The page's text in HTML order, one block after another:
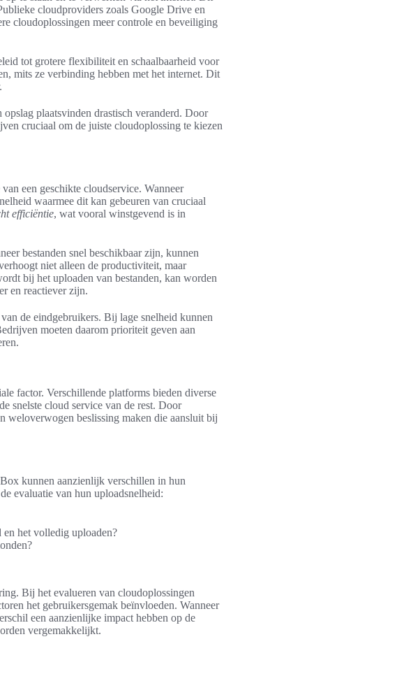
cloudproviders zoals Google Drive en
cloudoplossingen meer controle en beveiliging
tot grotere flexibiliteit en schaalbaarheid voor
mits ze verbinding hebben met het internet. Dit
plaatsvinden drastisch veranderd. Door
cruciaal om de juiste cloudoplossing te kiezen
een geschikte cloudservice. Wanneer
waarmee dit kan gebeuren van cruciaal
efficiëntie, wat vooral winstgevend is in
bestanden snel beschikbaar zijn, kunnen
niet alleen de productiviteit, maar
bij het uploaden van bestanden, kan worden
en reactiever zijn.
de eindgebruikers. Bij lage snelheid kunnen
moeten daarom prioriteit geven aan
factor. Verschillende platforms bieden diverse
snelste cloud service van de rest. Door
weloverwogen beslissing maken die aansluit bij
kunnen aanzienlijk verschillen in hun
evaluatie van hun uploadsnelheid:
en het volledig uploaden?
Bij het evalueren van cloudoplossingen
het gebruikersgemak beïnvloeden. Wanneer
een aanzienlijke impact hebben op de
vergemakkelijkt.